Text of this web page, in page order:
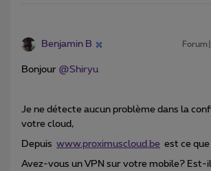
Benjamin B
Bonjour @Shiryu
Je ne détecte aucun problème dans la
votre cloud,
Depuis www.proximuscloud.be est ce
Avez-vous un VPN sur votre mobile? Est-